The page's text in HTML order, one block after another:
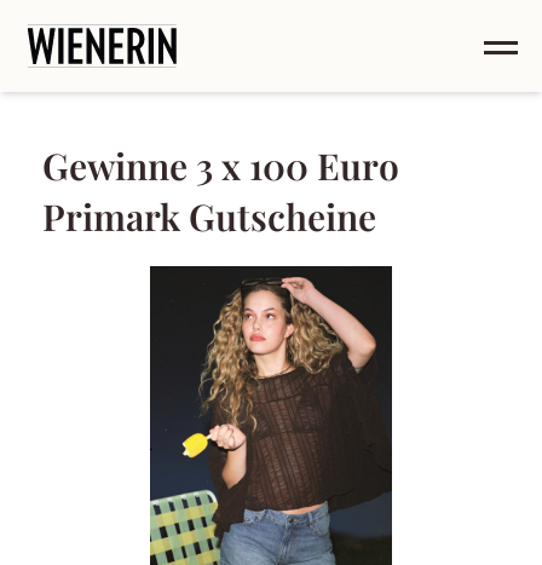
Gewinne 3 x 100 Euro
Primark Gutscheine